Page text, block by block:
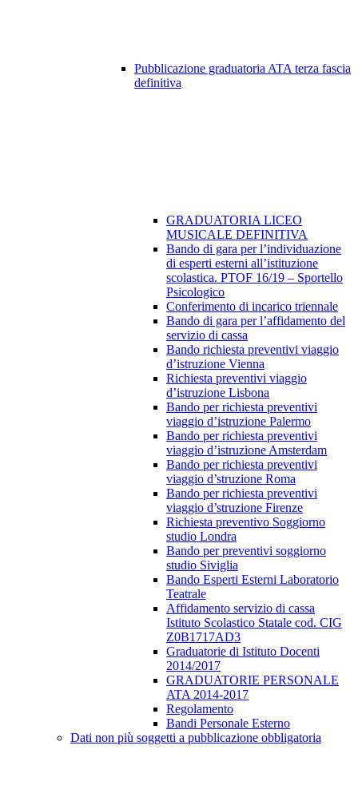
Pubblicazione graduatoria ATA terza fascia
definitiva
GRADUATORIA LICEO
MUSICALE DEFINITIVA
Bando di gara per l’individuazione
di esperti esterni all’istituzione
scolastica. PTOF 16/19 – Sportello
Psicologico
Conferimento di incarico triennale
Bando di gara per l’affidamento del
servizio di cassa
Bando richiesta preventivi viaggio
d’istruzione Vienna
Richiesta preventivi viaggio
d’istruzione Lisbona
Bando per richiesta preventivi
viaggio d’istruzione Palermo
Bando per richiesta preventivi
viaggio d’istruzione Amsterdam
Bando per richiesta preventivi
viaggio d’struzione Roma
Bando per richiesta preventivi
viaggio d’struzione Firenze
Richiesta preventivo Soggiorno
studio Londra
Bando per preventivi soggiorno
studio Siviglia
Bando Esperti Esterni Laboratorio
Teatrale
Affidamento servizio di cassa
Istituto Scolastico Statale cod. CIG
Z0B1717AD3
Graduatorie di Istituto Docenti
2014/2017
GRADUATORIE PERSONALE
ATA 2014-2017
Regolamento
Bandi Personale Esterno
Dati non più soggetti a pubblicazione obbligatoria